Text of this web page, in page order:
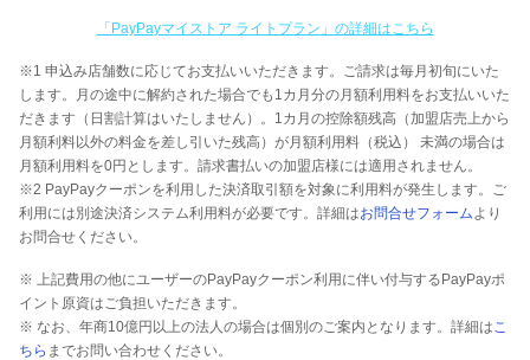
「PayPayマイストア ライトプラン」の詳細はこちら
※1 申込み店舗数に応じてお支払いいただきます。ご請求は毎月初旬にいた
します。月の途中に解約された場合でも1カ月分の月額利用料をお支払いいた
だきます（日割計算はいたしません）。1カ月の控除額残高（加盟店売上から
月額利料以外の料金を差し引いた残高）が月額利用料（税込） 未満の場合は
月額利用料を0円とします。請求書払いの加盟店様には適用されません。
※2 PayPayクーポンを利用した決済取引額を対象に利用料が発生します。ご
利用には別途決済システム利用料が必要です。詳細はお問合せフォーム より
お問合せください。
※ 上記費用の他にユーザーのPayPayクーポン利用に伴い付与するPayPayポ
イント原資はご負担いただきます。
※ なお、年商10億円以上の法人の場合は個別のご案内となります。詳細は こ
ちら までお問い合わせください。